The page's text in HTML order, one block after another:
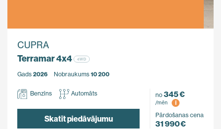
CUPRA
Terramar 4x4
4WD
Gads 2026 Nobraukums 10 200
Benzīns Automāts
Skatīt piedāvājumu
no 345 €
/mēn
i
Pārdošanas cena
31 990 €